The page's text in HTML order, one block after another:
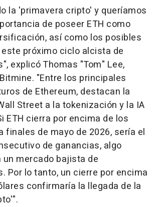
la 'primavera cripto' y queríamos
de poseer ETH como
así como los posibles
próximo ciclo alcista de
explicó Thomas "Tom" Lee,
"Entre los principales
de Ethereum, destacan la
Street a la tokenización y la IA
ETH cierra por encima de los
finales de mayo de 2026, sería el
de ganancias, algo
mercado bajista de
Por lo tanto, un cierre por encima
confirmaría la llegada de la